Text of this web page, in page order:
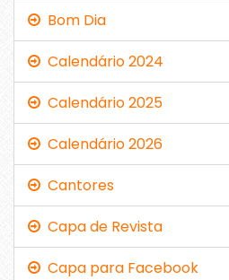
Bom Dia
Calendário 2024
Calendário 2025
Calendário 2026
Cantores
Capa de Revista
Capa para Facebook